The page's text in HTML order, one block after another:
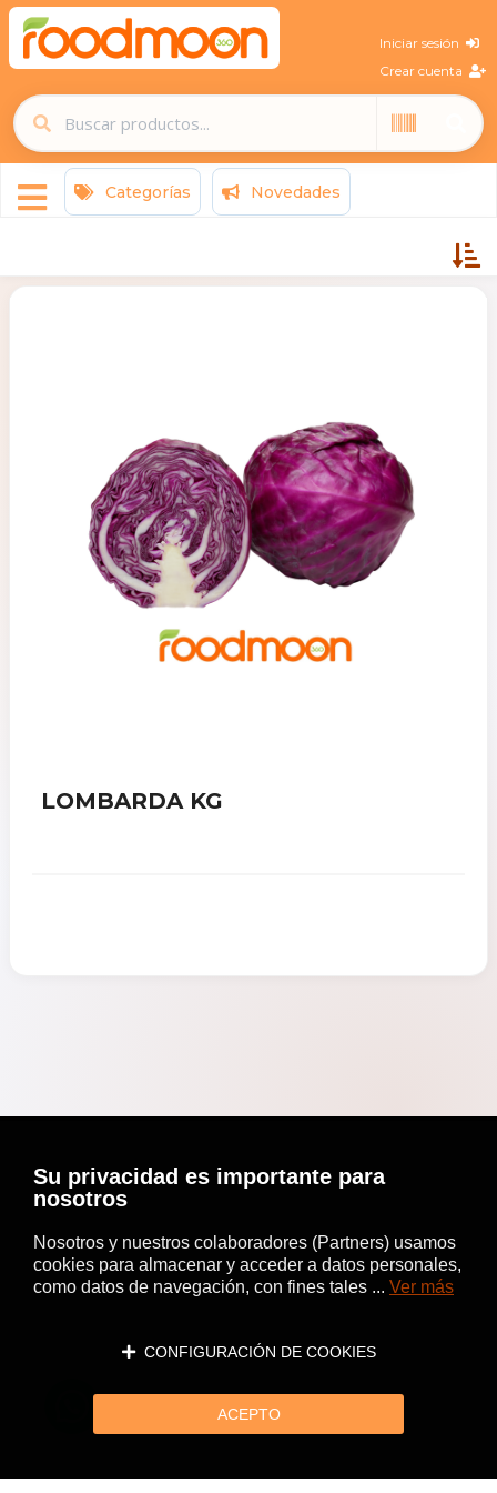
Iniciar sesión
Crear cuenta
Categorías Novedades
LOMBARDA KG
Su privacidad es importante para
nosotros
Nosotros y nuestros colaboradores (Partners) usamos
cookies para almacenar y acceder a datos personales,
como datos de navegación, con fines tales ... Ver más
CONFIGURACIÓN DE COOKIES
ACEPTO